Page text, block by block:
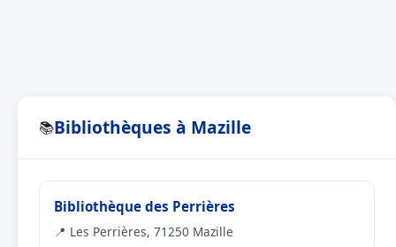
📚Bibliothèques à Mazille
Bibliothèque des Perrières
📍 Les Perrières, 71250 Mazille